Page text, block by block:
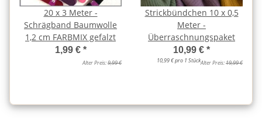
20 x 3 Meter -
Schrägband Baumwolle
1,2 cm FARBMIX gefalzt
1,99 € *
Alter Preis:9,99 €
Strickbündchen 10 x 0,5
Meter -
Überraschnungspaket
10,99 € *
10,99 € pro 1 StückAlter Preis:19,99 €